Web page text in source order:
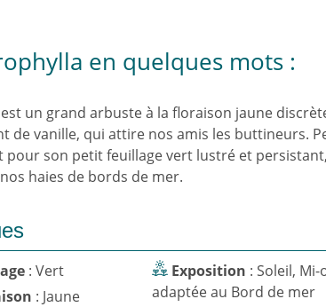
en quelques mots :
un grand arbuste à la floraison jaune
de vanille, qui attire nos amis les buttineurs.
pour son petit feuillage vert lustré et
haies de bords de mer.
: Vert
: Jaune
Exposition : Soleil, Mi-ombre, Plante
adaptée au Bord de mer